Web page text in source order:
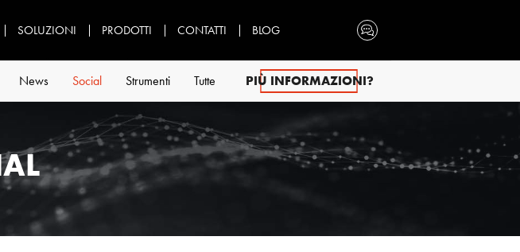
SOLUZIONI PRODOTTI CONTATTI BLOG
News Social Strumenti Tutte PIÙ INFORMAZIONI?